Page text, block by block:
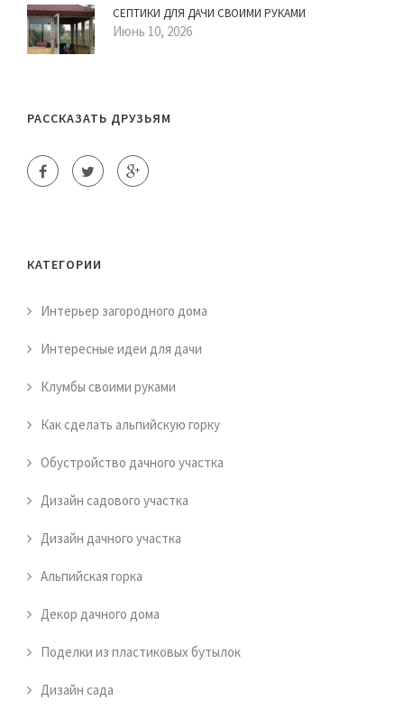
СЕПТИКИ ДЛЯ ДАЧИ СВОИМИ РУКАМИ
Июнь 10, 2026
РАССКАЗАТЬ ДРУЗЬЯМ
КАТЕГОРИИ
Интерьер загородного дома
Интересные идеи для дачи
Клумбы своими руками
Как сделать альпийскую горку
Обустройство дачного участка
Дизайн садового участка
Дизайн дачного участка
Альпийская горка
Декор дачного дома
Поделки из пластиковых бутылок
Дизайн сада